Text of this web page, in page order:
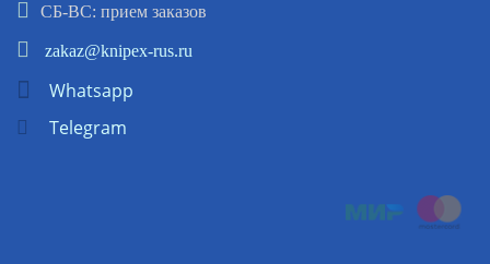
СБ-ВС: прием заказов
zakaz@knipex-rus.ru
Whatsapp
Telegram